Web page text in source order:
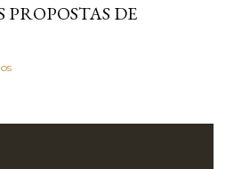
DE